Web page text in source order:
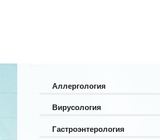
Аллергология
Вирусология
Гастроэнтерология